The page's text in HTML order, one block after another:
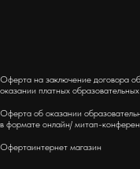
Оферта на заключение договора об
оказании платных образовательных
Оферта об оказании
в формате онлайн/ митап-
Офертаинтернет магазин